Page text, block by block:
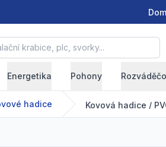
krabice, plc, svorky...
Energetika Pohony
hadice Kovová hadice /